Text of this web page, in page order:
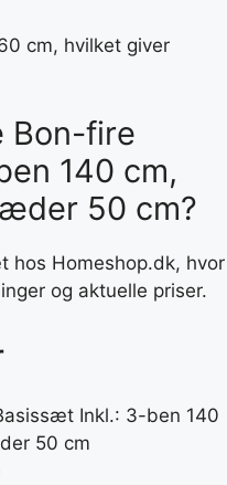
cm, hvilket giver
Bon-fire
140 cm,
50 cm?
hos Homeshop.dk, hvor
og aktuelle priser.
Inkl.: 3-ben 140
50 cm